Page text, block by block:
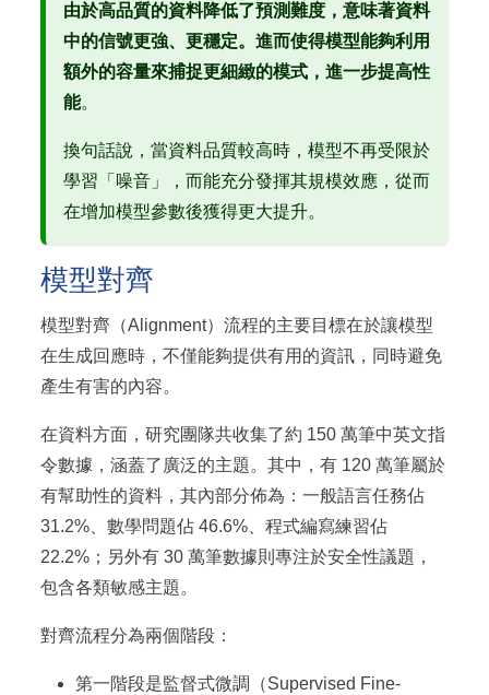
由於高品質的資料降低了預測難度，意味著資料
中的信號更強、更穩定。進而使得模型能夠利用
額外的容量來捕捉更細緻的模式，進一步提高性
能。
換句話說，當資料品質較高時，模型不再受限於
學習「噪音」，而能充分發揮其規模效應，從而
在增加模型參數後獲得更大提升。
模型對齊
模型對齊（Alignment）流程的主要目標在於讓模型
在生成回應時，不僅能夠提供有用的資訊，同時避免
產生有害的內容。
在資料方面，研究團隊共收集了約 150 萬筆中英文指
令數據，涵蓋了廣泛的主題。其中，有 120 萬筆屬於
有幫助性的資料，其內部分佈為：一般語言任務佔
31.2%、數學問題佔 46.6%、程式編寫練習佔
22.2%；另外有 30 萬筆數據則專注於安全性議題，
包含各類敏感主題。
對齊流程分為兩個階段：
第一階段是監督式微調（Supervised Fine-